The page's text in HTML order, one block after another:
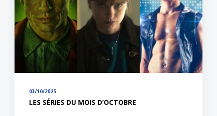
03/10/2025
LES SÉRIES DU MOIS D’OCTOBRE